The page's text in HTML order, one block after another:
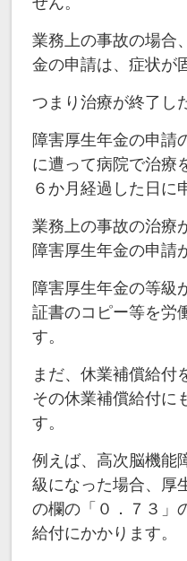
業務上の事故の場合
金の申請は、症状が
つまり治療が終了し
障害厚生年金の申請
に遭って病院で治療
６か月経過した日に
業務上の事故の治療
障害厚生年金の申請
障害厚生年金の等級
証書のコピー等を労
す。
まだ、休業補償給付
その休業補償給付に
す。
例えば、高次脳機能
級になった場合、厚
の欄の「０．７３」
給付にかかります。